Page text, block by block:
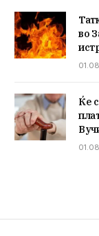
во
Ќе